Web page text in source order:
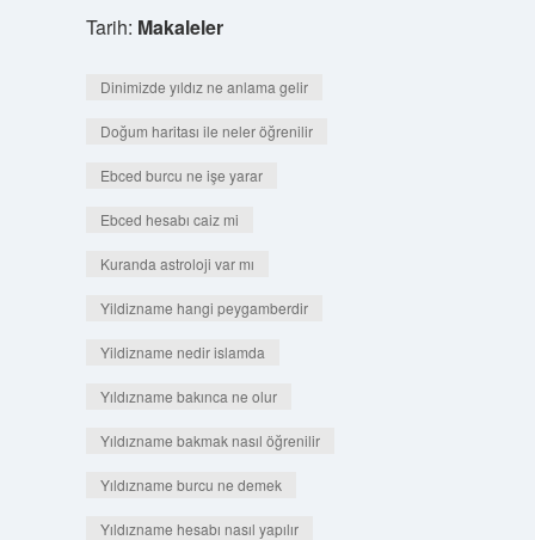
Tarih: Makaleler
Dinimizde yıldız ne anlama gelir
Doğum haritası ile neler öğrenilir
Ebced burcu ne işe yarar
Ebced hesabı caiz mi
Kuranda astroloji var mı
Yildizname hangi peygamberdir
Yildizname nedir islamda
Yıldızname bakınca ne olur
Yıldızname bakmak nasıl öğrenilir
Yıldızname burcu ne demek
Yıldızname hesabı nasıl yapılır